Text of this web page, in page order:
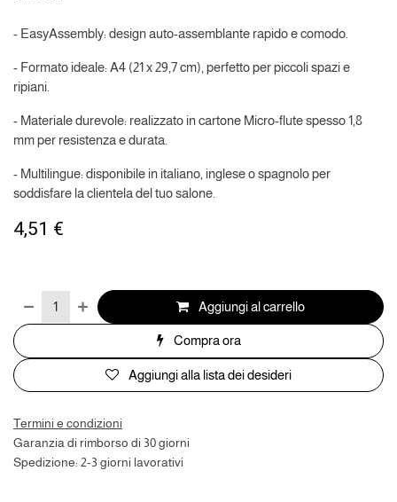
- EasyAssembly: design auto-assemblante rapido e comodo.
- Formato ideale: A4 (21 x 29,7 cm), perfetto per piccoli spazi e
ripiani.
- Materiale durevole: realizzato in cartone Micro-flute spesso 1,8
mm per resistenza e durata.
- Multilingue: disponibile in italiano, inglese o spagnolo per
soddisfare la clientela del tuo salone.
4,51 €
Aggiungi al carrello
Compra ora
Aggiungi alla lista dei desideri
Termini e condizioni
Garanzia di rimborso di 30 giorni
Spedizione: 2-3 giorni lavorativi